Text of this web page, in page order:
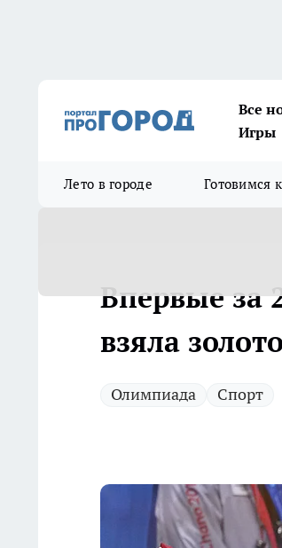
Все
Игры
Лето в городе Готовимся
Впервые за
взяла
Олимпиада Спорт